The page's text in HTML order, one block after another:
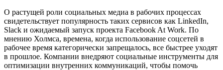
О растущей роли социальных медиа в рабочих процессах
свидетельствует популярность таких сервисов как LinkedIn,
Slack и ожидаемый запуск проекта Facebook At Work. По
мнению Холмса, времена, когда использование соцсетей в
рабочее время категорически запрещалось, все быстрее уходят
в прошлое. Компании внедряют социальные инструменты для
оптимизации внутренних коммуникаций, чтобы помочь